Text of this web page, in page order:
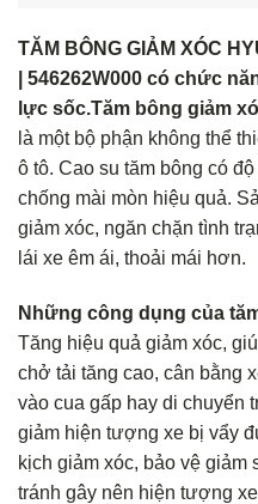
TĂM BÔNG GIẢM XÓC
| 546262W000 có chức
lực sốc.Tăm bông giảm
là một bộ phận không thể
ô tô. Cao su tăm bông có
chống mài mòn hiệu quả.
giảm xóc, ngăn chặn tình
lái xe êm ái, thoải mái hơn.
Những công dụng của
Tăng hiệu quả giảm xóc,
chở tải tăng cao, cân bằng
vào cua gấp hay di chuyển
giảm hiện tượng xe bị vẩy
kịch giảm xóc, bảo vệ giảm
tránh gây nên hiện tượng